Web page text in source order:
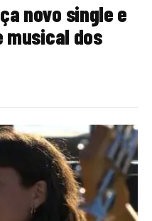
novo single e
musical dos